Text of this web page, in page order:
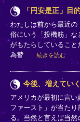
「円安是正」目
わたしは前から最近の
俗にいう「投機筋」
がもたらしているこ
為替
続きを読む
今後、増えてい
アメリカが最初に言
ファースト」が当た
る。当然と言えば当然